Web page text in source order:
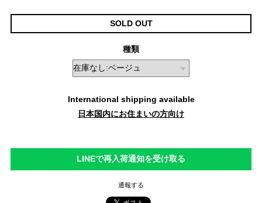
SOLD OUT
種類
International shipping available
日本国内にお住まいの方向け
LINEで再入荷通知を受け取る
通報する